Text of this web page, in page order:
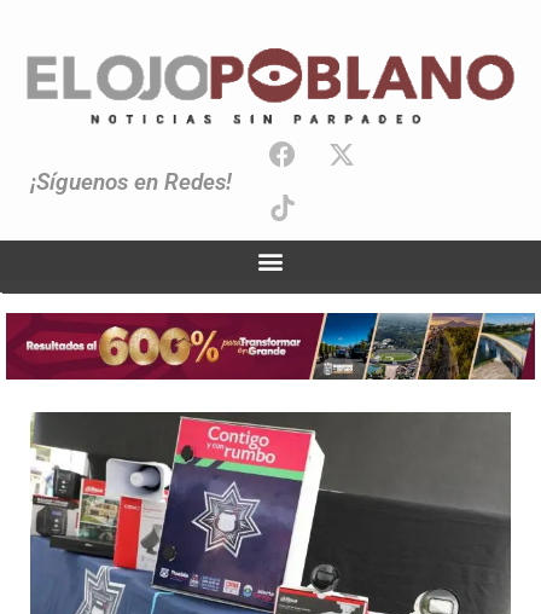
¡Síguenos en Redes!